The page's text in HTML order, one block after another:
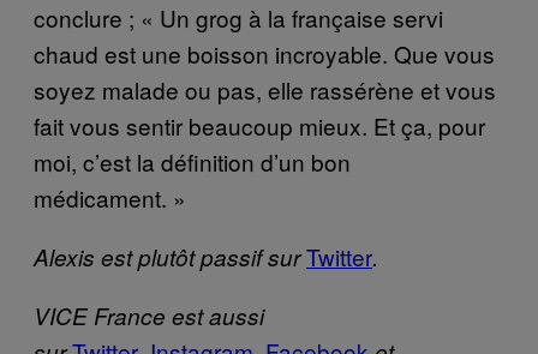
conclure ; « Un grog à la française servi
chaud est une boisson incroyable. Que vous
soyez malade ou pas, elle rassérène et vous
fait vous sentir beaucoup mieux. Et ça, pour
moi, c’est la définition d’un bon
médicament. »
Alexis est plutôt passif surTwitter.
VICE France est aussi